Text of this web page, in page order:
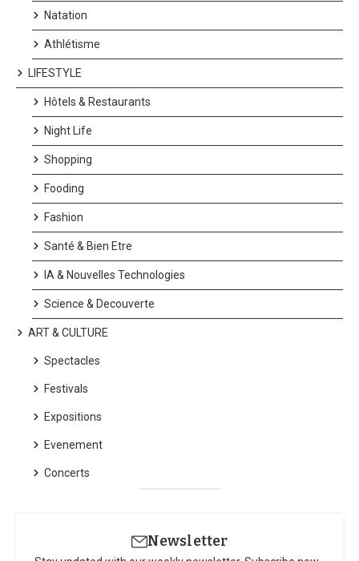
Natation
Athlétisme
LIFESTYLE
Hôtels & Restaurants
Night Life
Shopping
Fooding
Fashion
Santé & Bien Etre
IA & Nouvelles Technologies
Science & Decouverte
ART & CULTURE
Spectacles
Festivals
Expositions
Evenement
Concerts
Newsletter